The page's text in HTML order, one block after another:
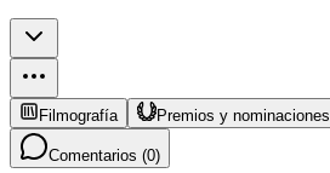
Filmografía Premios y nominaciones
Comentarios (0)